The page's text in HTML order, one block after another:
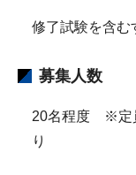
修了試験を含む
募集人数
20名程度 ※定
り